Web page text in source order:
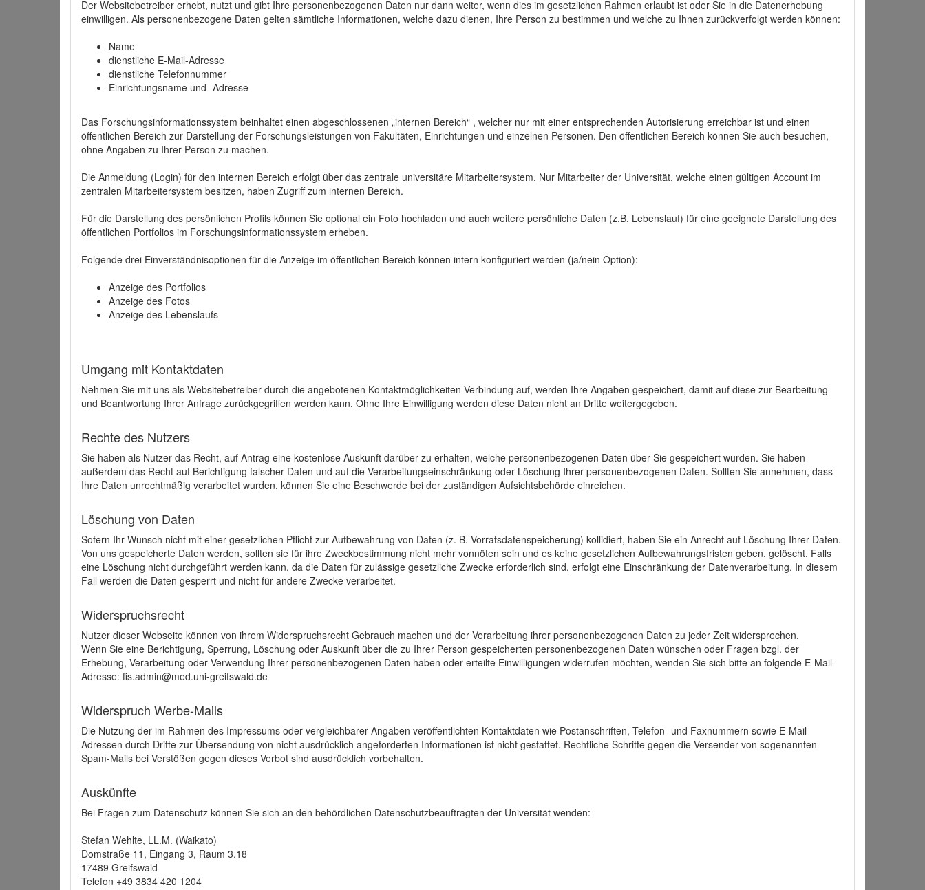
Der Websitebetreiber erhebt, nutzt und gibt Ihre personenbezogenen Daten nur dann weiter, wenn dies im gesetzlichen Rahmen erlaubt ist oder Sie in die Datenerhebung
einwilligen. Als personenbezogene Daten gelten sämtliche Informationen, welche dazu dienen, Ihre Person zu bestimmen und welche zu Ihnen zurückverfolgt werden können:
Name
dienstliche E-Mail-Adresse
dienstliche Telefonnummer
Einrichtungsname und -Adresse
Das Forschungsinformationssystem beinhaltet einen abgeschlossenen „internen Bereich“ , welcher nur mit einer entsprechenden Autorisierung erreichbar ist und einen
öffentlichen Bereich zur Darstellung der Forschungsleistungen von Fakultäten, Einrichtungen und einzelnen Personen. Den öffentlichen Bereich können Sie auch besuchen,
ohne Angaben zu Ihrer Person zu machen.
Die Anmeldung (Login) für den internen Bereich erfolgt über das zentrale universitäre Mitarbeitersystem. Nur Mitarbeiter der Universität, welche einen gültigen Account im
zentralen Mitarbeitersystem besitzen, haben Zugriff zum internen Bereich.
Für die Darstellung des persönlichen Profils können Sie optional ein Foto hochladen und auch weitere persönliche Daten (z.B. Lebenslauf) für eine geeignete Darstellung des
öffentlichen Portfolios im Forschungsinformationssystem erheben.
Folgende drei Einverständnisoptionen für die Anzeige im öffentlichen Bereich können intern konfiguriert werden (ja/nein Option):
Anzeige des Portfolios
Anzeige des Fotos
Anzeige des Lebenslaufs
Umgang mit Kontaktdaten
Nehmen Sie mit uns als Websitebetreiber durch die angebotenen Kontaktmöglichkeiten Verbindung auf, werden Ihre Angaben gespeichert, damit auf diese zur Bearbeitung
und Beantwortung Ihrer Anfrage zurückgegriffen werden kann. Ohne Ihre Einwilligung werden diese Daten nicht an Dritte weitergegeben.
Rechte des Nutzers
Sie haben als Nutzer das Recht, auf Antrag eine kostenlose Auskunft darüber zu erhalten, welche personenbezogenen Daten über Sie gespeichert wurden. Sie haben
außerdem das Recht auf Berichtigung falscher Daten und auf die Verarbeitungseinschränkung oder Löschung Ihrer personenbezogenen Daten. Sollten Sie annehmen, dass
Ihre Daten unrechtmäßig verarbeitet wurden, können Sie eine Beschwerde bei der zuständigen Aufsichtsbehörde einreichen.
Löschung von Daten
Sofern Ihr Wunsch nicht mit einer gesetzlichen Pflicht zur Aufbewahrung von Daten (z. B. Vorratsdatenspeicherung) kollidiert, haben Sie ein Anrecht auf Löschung Ihrer Daten.
Von uns gespeicherte Daten werden, sollten sie für ihre Zweckbestimmung nicht mehr vonnöten sein und es keine gesetzlichen Aufbewahrungsfristen geben, gelöscht. Falls
eine Löschung nicht durchgeführt werden kann, da die Daten für zulässige gesetzliche Zwecke erforderlich sind, erfolgt eine Einschränkung der Datenverarbeitung. In diesem
Fall werden die Daten gesperrt und nicht für andere Zwecke verarbeitet.
Widerspruchsrecht
Nutzer dieser Webseite können von ihrem Widerspruchsrecht Gebrauch machen und der Verarbeitung ihrer personenbezogenen Daten zu jeder Zeit widersprechen.
Wenn Sie eine Berichtigung, Sperrung, Löschung oder Auskunft über die zu Ihrer Person gespeicherten personenbezogenen Daten wünschen oder Fragen bzgl. der
Erhebung, Verarbeitung oder Verwendung Ihrer personenbezogenen Daten haben oder erteilte Einwilligungen widerrufen möchten, wenden Sie sich bitte an folgende E-Mail-
Adresse: fis.admin@med.uni-greifswald.de
Widerspruch Werbe-Mails
Die Nutzung der im Rahmen des Impressums oder vergleichbarer Angaben veröffentlichten Kontaktdaten wie Postanschriften, Telefon- und Faxnummern sowie E-Mail-
Adressen durch Dritte zur Übersendung von nicht ausdrücklich angeforderten Informationen ist nicht gestattet. Rechtliche Schritte gegen die Versender von sogenannten
Spam-Mails bei Verstößen gegen dieses Verbot sind ausdrücklich vorbehalten.
Auskünfte
Bei Fragen zum Datenschutz können Sie sich an den behördlichen Datenschutzbeauftragten der Universität wenden:
Stefan Wehlte, LL.M. (Waikato)
Domstraße 11, Eingang 3, Raum 3.18
17489 Greifswald
Telefon +49 3834 420 1204